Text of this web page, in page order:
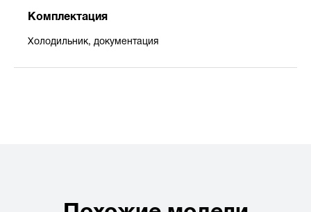
Комплектация
Холодильник, документация